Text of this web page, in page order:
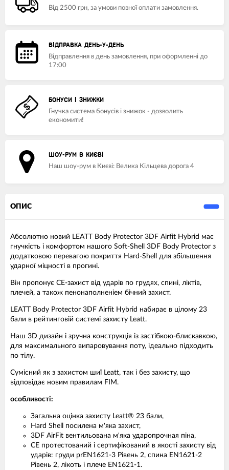
Від 2500 грн, за умови повної оплати замовлення.
ВІДПРАВКА ДЕНЬ-У-ДЕНЬ
Відправлення в день замовлення, при оформленні до
17:00
БОНУСИ І ЗНИЖКИ
Гнучка система бонусів і знижок - дозволить
економити!
ШОУ-РУМ В КИЄВІ
Наш шоу-рум в Києві: Велика Кільцева дорога 4
ОПИС
Абсолютно новий LEATT Body Protector 3DF Airfit Hybrid має
гнучкість і комфортом нашого Soft-Shell 3DF Body Protector з
додатковою перевагою покриття Hard-Shell для збільшення
ударної міцності в прогині.
Він пропонує CE-захист від ударів по грудях, спині, ліктів,
плечей, а також пенонаполненіем бічний захист.
LEATT Body Protector 3DF Airfit Hybrid набирає в цілому 23
бали в рейтинговій системі захисту Leatt.
Наш 3D дизайн і зручна конструкція із застібкою-блискавкою,
для максимального випаровування поту, ідеально підходить
по тілу.
Сумісний як з захистом шиї Leatt, так і без захисту, що
відповідає новим правилам FIM.
особливості:
Загальна оцінка захисту Leatt® 23 бали,
Hard Shell посилена м'яка захист,
3DF AirFit вентильована м'яка ударопрочная піна,
CE протестований і сертифікований в якості захисту від
ударів: груди prEN1621-3 Рівень 2, спина EN1621-2
Рівень 2, лікоть і плече EN1621-1.